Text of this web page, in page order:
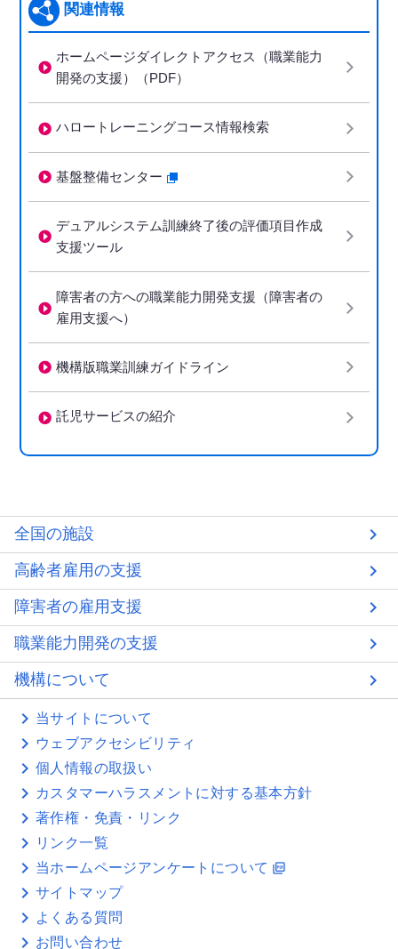
関連情報
ホームページダイレクトアクセス（職業能力
開発の支援）（PDF）
ハロートレーニングコース情報検索
基盤整備センター
デュアルシステム訓練終了後の評価項目作成
支援ツール
障害者の方への職業能力開発支援（障害者の
雇用支援へ）
機構版職業訓練ガイドライン
託児サービスの紹介
全国の施設
高齢者雇用の支援
障害者の雇用支援
職業能力開発の支援
機構について
当サイトについて
ウェブアクセシビリティ
個人情報の取扱い
カスタマーハラスメントに対する基本方針
著作権・免責・リンク
リンク一覧
当ホームページアンケートについて picture_as_pdf
サイトマップ
よくある質問
お問い合わせ